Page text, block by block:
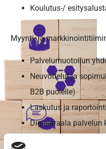
Koulutus-/
Myynti- ja
Palvelumuotoilun
Neuvottelut ja
B2B puolelle)
Laskutus ja
Digisairaala palvelun